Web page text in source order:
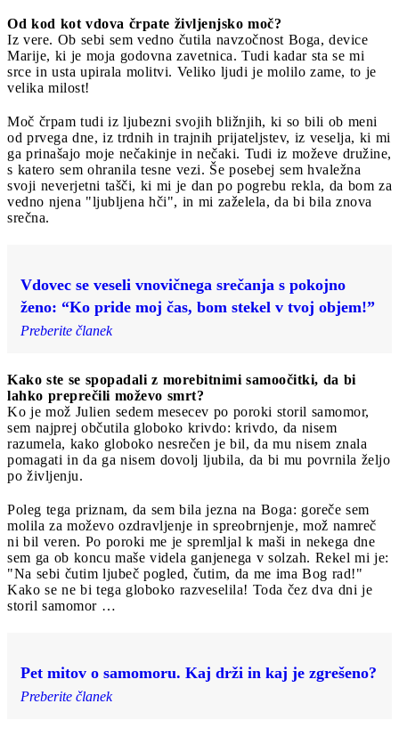
Od kod kot vdova črpate življenjsko moč?
Iz vere. Ob sebi sem vedno čutila navzočnost Boga, device
Marije, ki je moja godovna zavetnica. Tudi kadar sta se mi
srce in usta upirala molitvi. Veliko ljudi je molilo zame, to je
velika milost!
Moč črpam tudi iz ljubezni svojih bližnjih, ki so bili ob meni
od prvega dne, iz trdnih in trajnih prijateljstev, iz veselja, ki mi
ga prinašajo moje nečakinje in nečaki. Tudi iz moževe družine,
s katero sem ohranila tesne vezi. Še posebej sem hvaležna
svoji neverjetni tašči, ki mi je dan po pogrebu rekla, da bom za
vedno njena "ljubljena hči", in mi zaželela, da bi bila znova
srečna.
Vdovec se veseli vnovičnega srečanja s pokojno
ženo: “Ko pride moj čas, bom stekel v tvoj objem!”
Preberite članek
Kako ste se spopadali z morebitnimi samoočitki, da bi
lahko preprečili moževo smrt?
Ko je mož Julien sedem mesecev po poroki storil samomor,
sem najprej občutila globoko krivdo: krivdo, da nisem
razumela, kako globoko nesrečen je bil, da mu nisem znala
pomagati in da ga nisem dovolj ljubila, da bi mu povrnila željo
po življenju.
Poleg tega priznam, da sem bila jezna na Boga: goreče sem
molila za moževo ozdravljenje in spreobrnjenje, mož namreč
ni bil veren. Po poroki me je spremljal k maši in nekega dne
sem ga ob koncu maše videla ganjenega v solzah. Rekel mi je:
"Na sebi čutim ljubeč pogled, čutim, da me ima Bog rad!"
Kako se ne bi tega globoko razveselila! Toda čez dva dni je
storil samomor …
Pet mitov o samomoru. Kaj drži in kaj je zgrešeno?
Preberite članek